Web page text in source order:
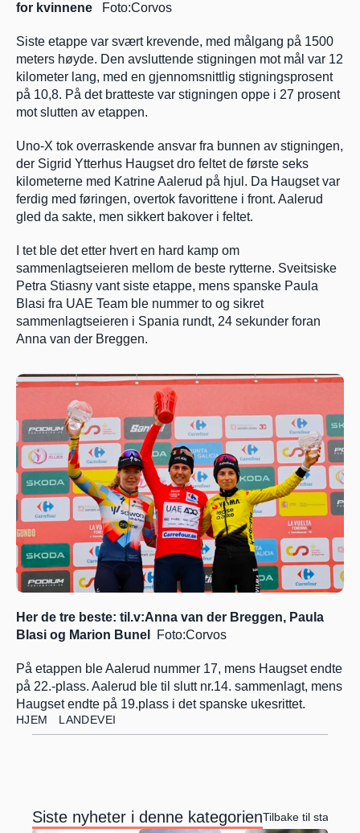
for kvinnene
  Foto:Corvos
Siste etappe var svært krevende, med målgang på 1500
meters høyde. Den avsluttende stigningen mot mål var 12
kilometer lang, med en gjennomsnittlig stigningsprosent
på 10,8. På det bratteste var stigningen oppe i 27 prosent
mot slutten av etappen.
Uno-X tok overraskende ansvar fra bunnen av stigningen,
der Sigrid Ytterhus Haugset dro feltet de første seks
kilometerne med Katrine Aalerud på hjul. Da Haugset var
ferdig med føringen, overtok favorittene i front. Aalerud
gled da sakte, men sikkert bakover i feltet.
I tet ble det etter hvert en hard kamp om
sammenlagtseieren mellom de beste rytterne. Sveitsiske
Petra Stiasny vant siste etappe, mens spanske Paula
Blasi fra UAE Team ble nummer to og sikret
sammenlagtseieren i Spania rundt, 24 sekunder foran
Anna van der Breggen.
Her de tre beste: til.v:Anna van der Breggen, Paula
Blasi og Marion Bunel
Foto:Corvos
På etappen ble Aalerud nummer 17, mens Haugset endte
på 22.-plass. Aalerud ble til slutt nr.14. sammenlagt, mens
Haugset endte på 19.plass i det spanske ukesrittet.
HJEM LANDEVEI
Siste nyheter i denne kategorienTilbake til